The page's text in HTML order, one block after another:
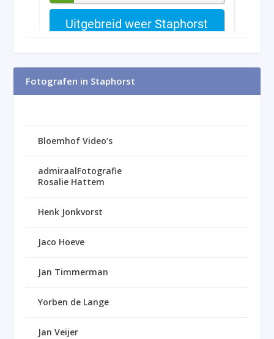
Fotografen in Staphorst
Bloemhof Video’s
admiraalFotografie
Rosalie Hattem
Henk Jonkvorst
Jaco Hoeve
Jan Timmerman
Yorben de Lange
Jan Veijer